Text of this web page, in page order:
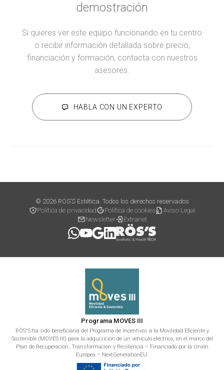
demostración
Si quieres ver este equipo funcionando en tu centro
o recibir información detallada sobre precio,
financiación y formación, contacta con nuestros
asesores.
HABLA CON UN EXPERTO
© 2026 RÖS’S Estética. Todos los derechos reservados
Política de privacidad
Política de cookies
Aviso Legal
Newsletter
Extranet
Programa MOVES III
RÖS'S ha sido beneficiaria del Programa de Incentivos a la Movilidad Eficiente y
Sostenible (MOVES III) para la adquisición de un vehículo eléctrico, en el marco del
Plan de Recuperación, Transformación y Resiliencia – Financiado por la Unión
Europea – NextGenerationEU.